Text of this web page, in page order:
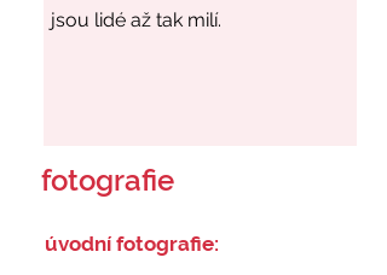
fotografie
úvodní fotografie: